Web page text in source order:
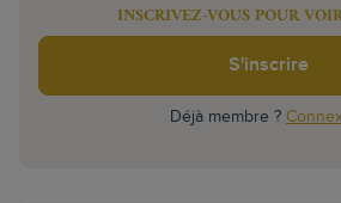
INSCRIVEZ-VOUS POUR
S'inscrire
Déjà membre ?